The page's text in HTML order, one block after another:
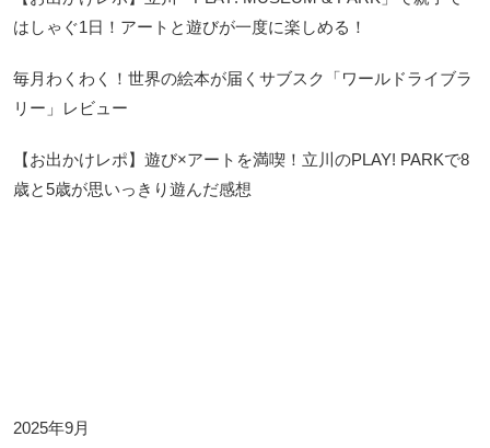
はしゃぐ1日！アートと遊びが一度に楽しめる！
毎月わくわく！世界の絵本が届くサブスク「ワールドライブラ
リー」レビュー
【お出かけレポ】遊び×アートを満喫！立川のPLAY! PARKで8
歳と5歳が思いっきり遊んだ感想
2025年9月